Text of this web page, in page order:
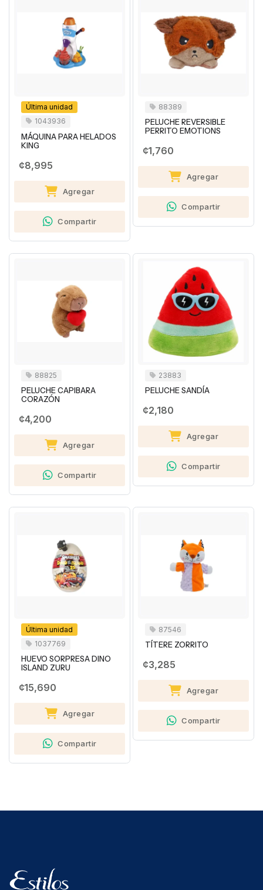
Última unidad
1043936
MÁQUINA PARA HELADOS
KING
¢8,995
Agregar
Compartir
88389
PELUCHE REVERSIBLE
PERRITO EMOTIONS
¢1,760
Agregar
Compartir
88825
PELUCHE CAPIBARA
CORAZÓN
¢4,200
Agregar
Compartir
23883
PELUCHE SANDÍA
¢2,180
Agregar
Compartir
Última unidad
1037769
HUEVO SORPRESA DINO
ISLAND ZURU
¢15,690
Agregar
Compartir
87546
TÍTERE ZORRITO
¢3,285
Agregar
Compartir